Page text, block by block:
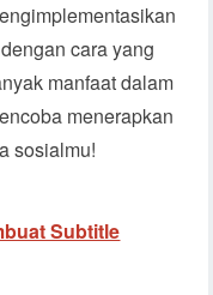
cara yang
manfaat dalam
menerapkan
sosialmu!
Subtitle